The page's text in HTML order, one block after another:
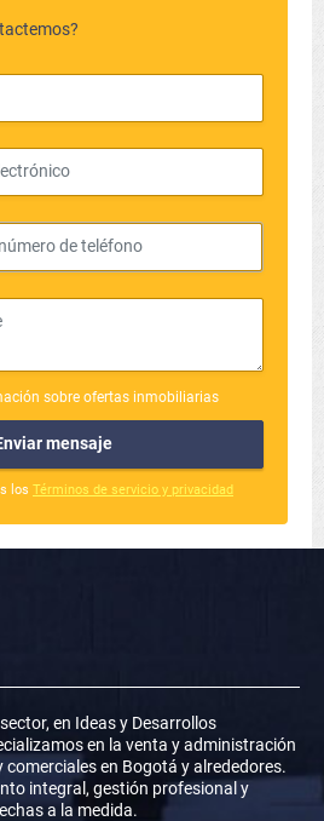
sobre ofertas inmobiliarias
mensaje
los Términos de servicio y privacidad
en Ideas y Desarrollos
en la venta y administración
comerciales en Bogotá y alrededores.
integral, gestión profesional y
a la medida.